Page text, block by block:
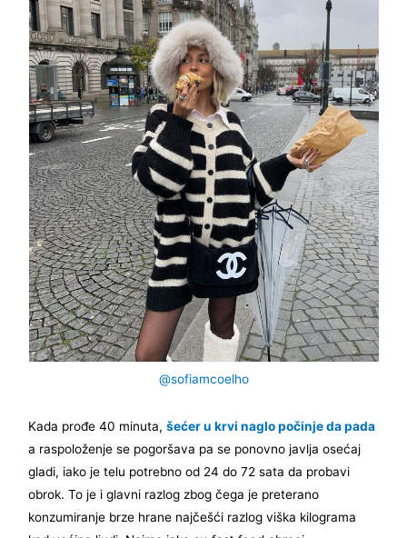
@sofiamcoelho
Kada prođe 40 minuta,šećer u krvi naglo počinje da pada
a raspoloženje se pogoršava pa se ponovno javlja osećaj
gladi, iako je telu potrebno od 24 do 72 sata da probavi
obrok. To je i glavni razlog zbog čega je preterano
konzumiranje brze hrane najčešći razlog viška kilograma